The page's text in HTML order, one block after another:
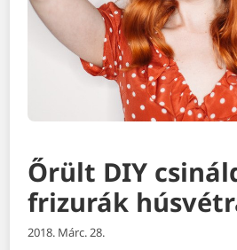
Őrült DIY
frizurák
2018. Márc. 28.